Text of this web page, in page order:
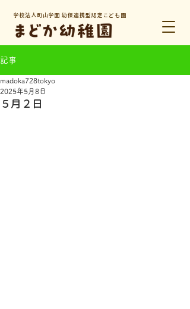
学校法人町山学園 幼保連携型認定こども園
記事
５月２日
madoka728tokyo
2025年5月8日